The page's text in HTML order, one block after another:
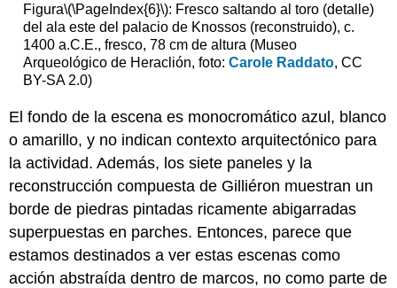
Figura\(\PageIndex{6}\): Fresco saltando al toro (detalle)
del ala este del palacio de Knossos (reconstruido), c.
1400 a.C.E., fresco, 78 cm de altura (Museo
Arqueológico de Heraclión, foto: Carole Raddato, CC
BY-SA 2.0)
El fondo de la escena es monocromático azul, blanco
o amarillo, y no indican contexto arquitectónico para
la actividad. Además, los siete paneles y la
reconstrucción compuesta de Gilliéron muestran un
borde de piedras pintadas ricamente abigarradas
superpuestas en parches. Entonces, parece que
estamos destinados a ver estas escenas como
acción abstraída dentro de marcos, no como parte de